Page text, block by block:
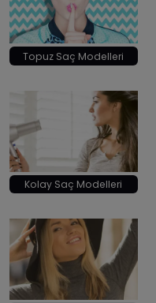
Topuz Saç Modelleri
Kolay Saç Modelleri